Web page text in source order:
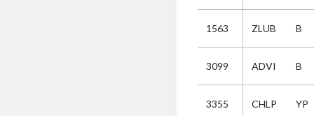
1563 ZLUB B
3099 ADVI B
3355 CHLP YP